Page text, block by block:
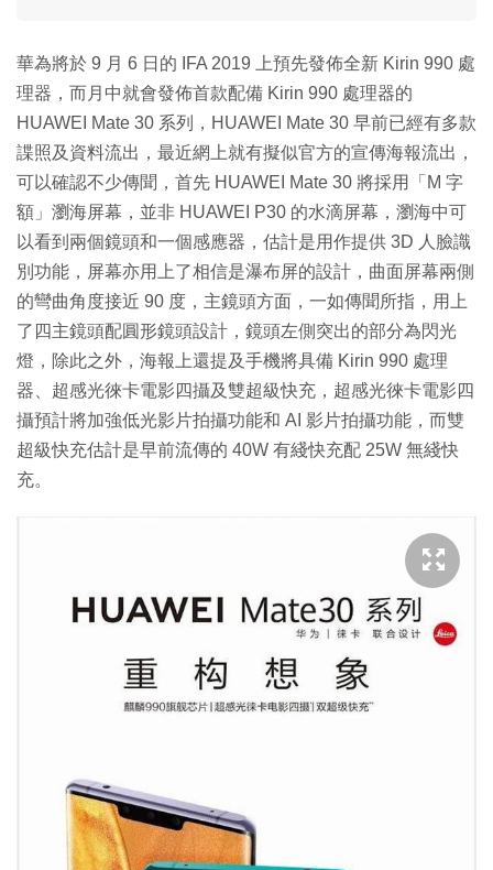
華為將於 9 月 6 日的 IFA 2019 上預先發佈全新 Kirin 990 處
理器，而月中就會發佈首款配備 Kirin 990 處理器的
HUAWEI Mate 30 系列，HUAWEI Mate 30 早前已經有多款
諜照及資料流出，最近網上就有擬似官方的宣傳海報流出，
可以確認不少傳聞，首先 HUAWEI Mate 30 將採用「M 字
額」瀏海屏幕，並非 HUAWEI P30 的水滴屏幕，瀏海中可
以看到兩個鏡頭和一個感應器，估計是用作提供 3D 人臉識
別功能，屏幕亦用上了相信是瀑布屏的設計，曲面屏幕兩側
的彎曲角度接近 90 度，主鏡頭方面，一如傳聞所指，用上
了四主鏡頭配圓形鏡頭設計，鏡頭左側突出的部分為閃光
燈，除此之外，海報上還提及手機將具備 Kirin 990 處理
器、超感光徠卡電影四攝及雙超級快充，超感光徠卡電影四
攝預計將加強低光影片拍攝功能和 AI 影片拍攝功能，而雙
超級快充估計是早前流傳的 40W 有綫快充配 25W 無綫快
充。